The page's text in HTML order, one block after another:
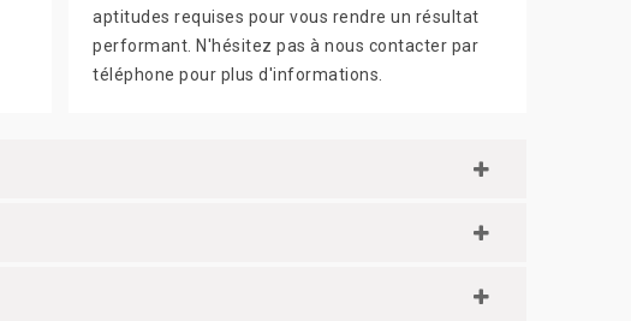
aptitudes requises pour vous rendre un résultat
performant. N'hésitez pas à nous contacter par
téléphone pour plus d'informations.